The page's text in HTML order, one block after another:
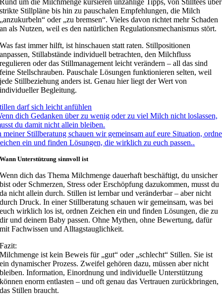
strikte Stillpläne bis hin zu pauschalen Empfehlungen, die Milch
„anzukurbeln“ oder „zu bremsen“. Vieles davon richtet mehr Schaden
an als Nutzen, weil es den natürlichen Regulationsmechanismus stört.
Was fast immer hilft, ist hinschauen statt raten. Stillpositionen
anpassen, Stillabstände individuell betrachten, den Milchfluss
regulieren oder das Stillmanagement leicht verändern – all das sind
feine Stellschrauben. Pauschale Lösungen funktionieren selten, weil
jede Stillbeziehung anders ist. Genau hier liegt der Wert von
individueller Begleitung.
darf sich leicht anfühlen
dich Gedanken über zu wenig oder zu viel Milch nicht loslassen,
du damit nicht allein bleiben.
meiner Stillberatung schauen wir gemeinsam auf eure Situation,
ein und finden Lösungen, die wirklich zu euch passen..
Wann Unterstützung sinnvoll ist
Wenn dich das Thema Milchmenge dauerhaft beschäftigt, du unsicher
bist oder Schmerzen, Stress oder Erschöpfung dazukommen, musst du
da nicht allein durch. Stillen ist lernbar und veränderbar – aber nicht
durch Druck. In einer Stillberatung schauen wir gemeinsam, was bei
euch wirklich los ist, ordnen Zeichen ein und finden Lösungen, die zu
dir und deinem Baby passen. Ohne Mythen, ohne Bewertung, dafür
mit Fachwissen und Alltagstauglichkeit.
Fazit:
Milchmenge ist kein Beweis für „gut“ oder „schlecht“ Stillen. Sie ist
ein dynamischer Prozess. Zweifel gehören dazu, müssen aber nicht
bleiben. Information, Einordnung und individuelle Unterstützung
können enorm entlasten – und oft genau das Vertrauen zurückbringen,
das Stillen braucht.